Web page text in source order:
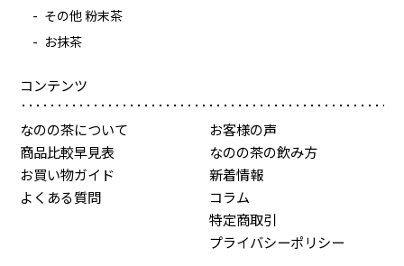
その他 粉末茶
お抹茶
コンテンツ
なのの茶について
商品比較早見表
お買い物ガイド
よくある質問
お客様の声
なのの茶の飲み方
新着情報
コラム
特定商取引
プライバシーポリシー